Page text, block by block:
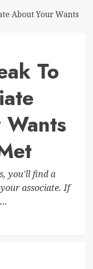
To
you'll find a
associate. If